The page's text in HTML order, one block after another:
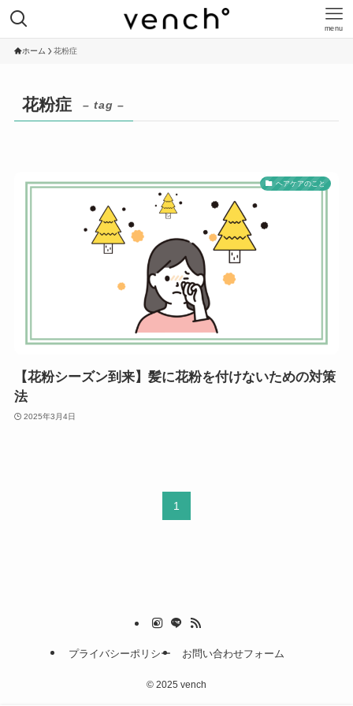
menu
ホーム 花粉症
花粉症 – tag –
ヘアケアのこと
【花粉シーズン到来】髪に花粉を付けないための対策
法
2025年3月4日
1
プライバシーポリシー お問い合わせフォーム
© 2025 vench